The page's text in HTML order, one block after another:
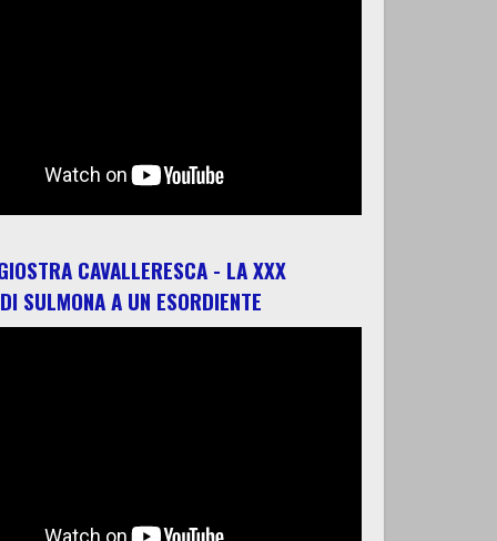
CAVALLERESCA - LA XXX
SULMONA A UN ESORDIENTE